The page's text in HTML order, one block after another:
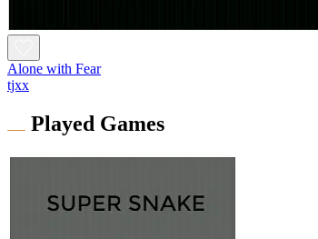
Alone with Fear
tjxx
Played Games